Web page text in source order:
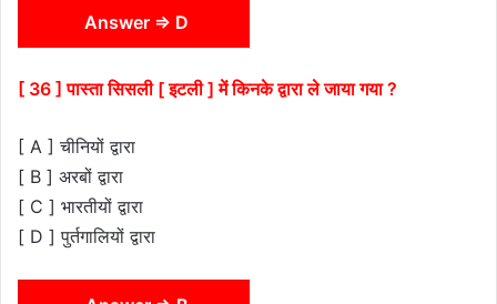
Answer ⇒ D
[ 36 ] पास्ता सिसली [ इटली ] में किनके द्वारा ले जाया गया ?
[ A ] चीनियों द्वारा
[ B ] अरबों द्वारा
[ C ] भारतीयों द्वारा
[ D ] पुर्तगालियों द्वारा